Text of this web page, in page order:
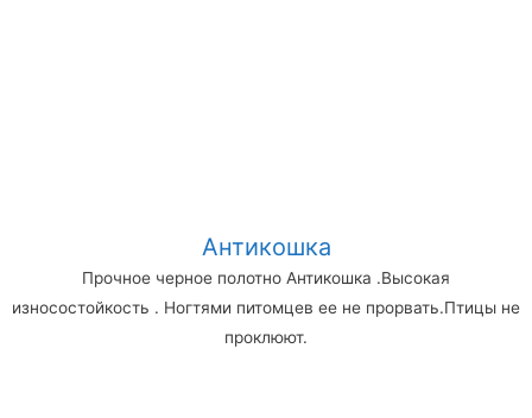
Антикошка
Прочное черное полотно Антикошка .Высокая
износостойкость . Ногтями питомцев ее не прорвать.Птицы не
проклюют.